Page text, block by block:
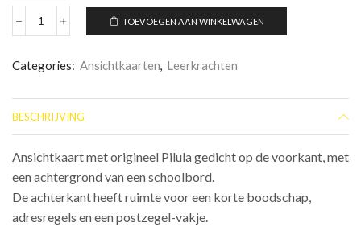
Ansichtkaart
leerkracht'
TOEVOEGEN AAN WINKELWAGEN
Categories: Ansichtkaarten, Leerkrachten
BESCHRIJVING
Ansichtkaart met origineel Pilula gedicht op de voorkant, met
een achtergrond van een schoolbord.
De achterkant heeft ruimte voor een korte boodschap,
adresregels en een postzegel-vakje.